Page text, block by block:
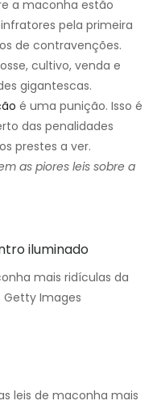
a maconha estão
pela primeira
​​de contravenções.
cultivo, venda e
gigantescas.
é uma punição. Isso é
das penalidades
prestes a ver.
as piores leis sobre a
mais ridículas da
Images
leis de maconha mais